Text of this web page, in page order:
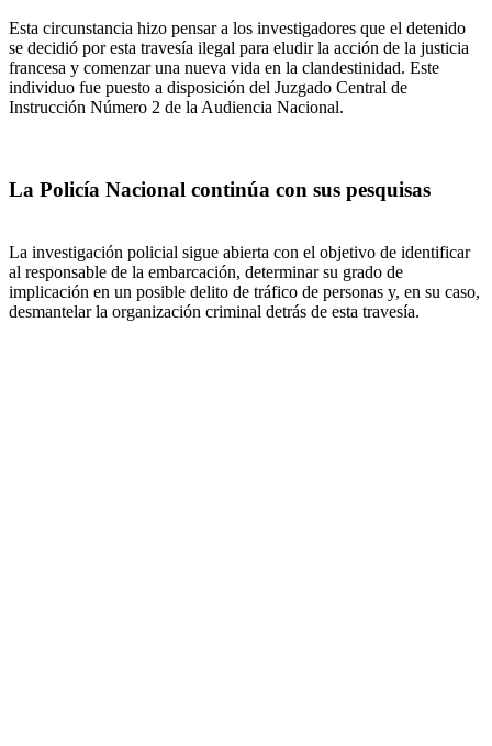
Esta circunstancia hizo pensar a los investigadores que el detenido
se decidió por esta travesía ilegal para eludir la acción de la justicia
francesa y comenzar una nueva vida en la clandestinidad. Este
individuo fue puesto a disposición del Juzgado Central de
Instrucción Número 2 de la Audiencia Nacional.
La Policía Nacional continúa con sus pesquisas
La investigación policial sigue abierta con el objetivo de identificar
al responsable de la embarcación, determinar su grado de
implicación en un posible delito de tráfico de personas y, en su caso,
desmantelar la organización criminal detrás de esta travesía.